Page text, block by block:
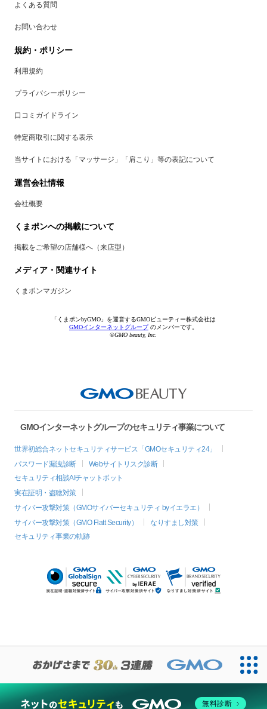
よくある質問
お問い合わせ
規約・ポリシー
利用規約
プライバシーポリシー
口コミガイドライン
特定商取引に関する表示
当サイトにおける「マッサージ」「肩こり」等の表記について
運営会社情報
会社概要
くまポンへの掲載について
掲載をご希望の店舗様へ（来店型）
メディア・関連サイト
くまポンマガジン
「くまポンbyGMO」を運営するGMOビューティー株式会社は
GMOインターネットグループのメンバーです。
©GMO beauty, Inc.
GMOインターネットグループのセキュリティ事業について
世界初総合ネットセキュリティサービス「GMOセキュリティ24」
パスワード漏洩診断
Webサイトリスク診断
セキュリティ相談AIチャットボット
実在証明・盗聴対策
サイバー攻撃対策（GMOサイバーセキュリティ byイエラエ）
サイバー攻撃対策（GMO Flatt Security）
なりすまし対策
セキュリティ事業の軌跡
無料診断